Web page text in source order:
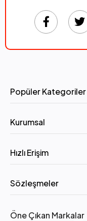
Popüler Kategoriler
Kurumsal
Hızlı Erişim
Sözleşmeler
Öne Çıkan Markalar